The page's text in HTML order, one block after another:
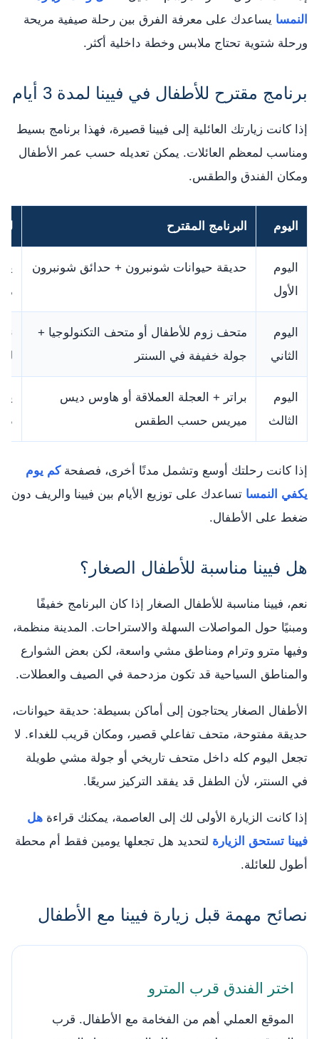
النمسا يساعدك على معرفة الفرق بين رحلة صيفية مريحة
ورحلة شتوية تحتاج ملابس وخطة داخلية أكثر.
برنامج مقترح للأطفال في فيينا لمدة 3 أيام
إذا كانت زيارتك العائلية إلى فيينا قصيرة، فهذا برنامج بسيط
ومناسب لمعظم العائلات. يمكن تعديله حسب عمر الأطفال
ومكان الفندق والطقس.
اليوم البرنامج المقترح
اليوم
الأول
حديقة حيوانات شونبرون + حدائق شونبرون
اليوم
الثاني
متحف زوم للأطفال أو متحف التكنولوجيا +
جولة خفيفة في السنتر
اليوم
الثالث
براتر + العجلة العملاقة أو هاوس ديس
ميريس حسب الطقس
إذا كانت رحلتك أوسع وتشمل مدنًا أخرى، فصفحةكم يوم
يكفي النمسا تساعدك على توزيع الأيام بين فيينا والريف دون
ضغط على الأطفال.
هل فيينا مناسبة للأطفال الصغار؟
نعم، فيينا مناسبة للأطفال الصغار إذا كان البرنامج خفيفًا
ومبنيًا حول المواصلات السهلة والاستراحات. المدينة منظمة،
وفيها مترو وترام ومناطق مشي واسعة، لكن بعض الشوارع
والمناطق السياحية قد تكون مزدحمة في الصيف والعطلات.
الأطفال الصغار يحتاجون إلى أماكن بسيطة: حديقة حيوانات،
حديقة مفتوحة، متحف تفاعلي قصير، ومكان قريب للغداء. لا
تجعل اليوم كله داخل متحف تاريخي أو جولة مشي طويلة
في السنتر، لأن الطفل قد يفقد التركيز سريعًا.
إذا كانت الزيارة الأولى لك إلى العاصمة، يمكنك قراءة هل
فيينا تستحق الزيارة لتحديد هل تجعلها يومين فقط أم محطة
أطول للعائلة.
نصائح مهمة قبل زيارة فيينا مع الأطفال
اختر الفندق قرب المترو
الموقع العملي أهم من الفخامة مع الأطفال. قرب